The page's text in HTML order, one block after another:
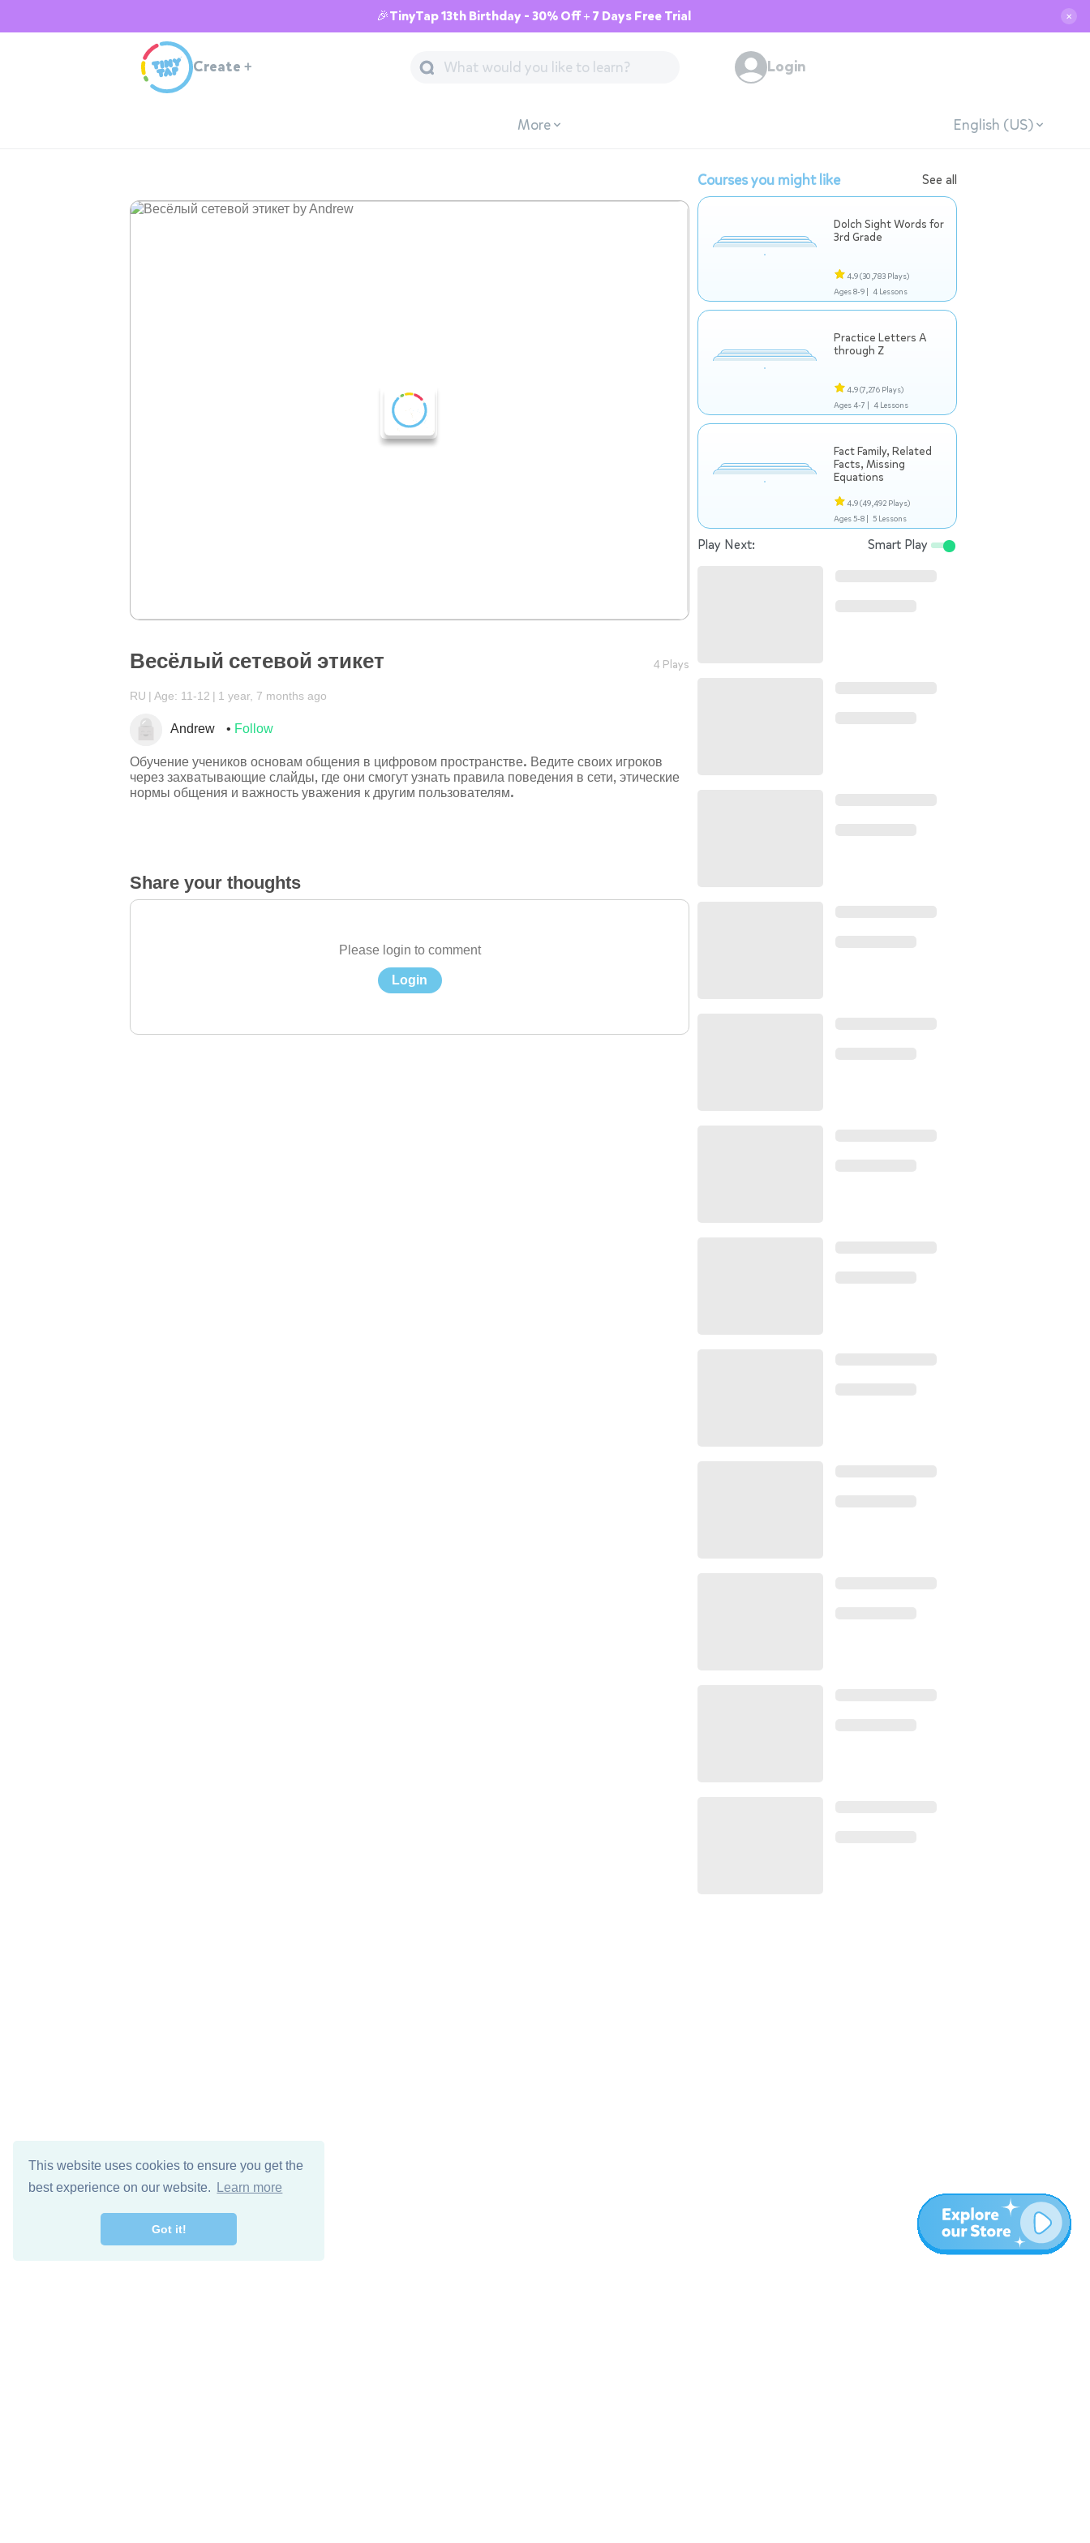
This website uses cookies to ensure you get the
best experience on our website.
Learn more
Got it!
🎉TinyTap 13th Birthday - 30% Off + 7 Days Free Trial ✕
Create + Login
More English (US)
Весёлый сетевой этикет 4 Plays
RU Age: 11-12 1 year, 7 months ago
Andrew Follow
Обучение учеников основам общения в цифровом пространстве. Ведите своих игроков
через захватывающие слайды, где они смогут узнать правила поведения в сети, этические
нормы общения и важность уважения к другим пользователям.
Share your thoughts
Please login to comment
Login
Courses you might like See all
Dolch Sight Words for
3rd Grade
4.9(30,783 Plays)
Ages 8-9 | 4 Lessons
Practice Letters A
through Z
4.9(7,276 Plays)
Ages 4-7 | 4 Lessons
Fact Family, Related
Facts, Missing
Equations
4.9(49,492 Plays)
Ages 5-8 | 5 Lessons
Play Next: Smart Play